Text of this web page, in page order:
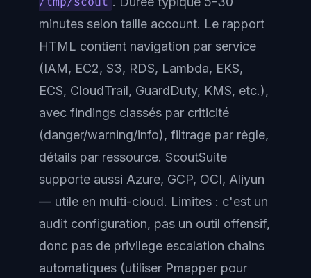
minutes selon taille account. Le rapport
HTML contient navigation par service
(IAM, EC2, S3, RDS, Lambda, EKS,
ECS, CloudTrail, GuardDuty, KMS, etc.),
avec findings classés par criticité
(danger/warning/info), filtrage par règle,
détails par ressource. ScoutSuite
supporte aussi Azure, GCP, OCI, Aliyun
— utile en multi-cloud. Limites : c'est un
audit configuration, pas un outil offensif,
donc pas de privilege escalation chains
automatiques (utiliser Pmapper pour